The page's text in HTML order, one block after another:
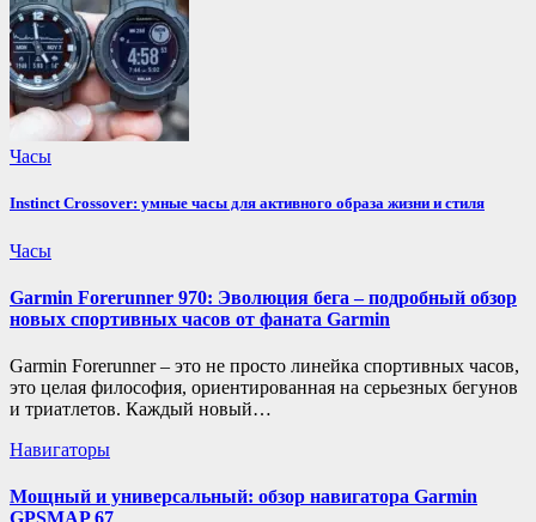
Часы
Instinct Crossover: умные часы для активного образа жизни и стиля
Часы
Garmin Forerunner 970: Эволюция бега – подробный обзор
новых спортивных часов от фаната Garmin
Garmin Forerunner – это не просто линейка спортивных часов,
это целая философия, ориентированная на серьезных бегунов
и триатлетов. Каждый новый…
Навигаторы
Мощный и универсальный: обзор навигатора Garmin